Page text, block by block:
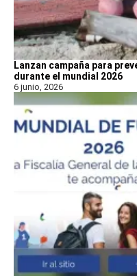
Lanzan campaña para
durante el mundial 2026
6 junio, 2026